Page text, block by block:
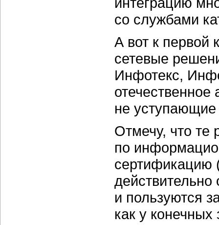
со службами
А вот к первой
сетевые
Инфотекс,
не
Отмечу, что те
по
и пользуются
как у конечных